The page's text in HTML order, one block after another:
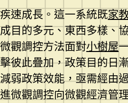
速成長。這一系統既家
目的多元、東西多樣、
觀調控方法面對小樹屋
彼此疊加，政策目的日
弱政策效能，亟需經由
微觀調控向微觀經濟管